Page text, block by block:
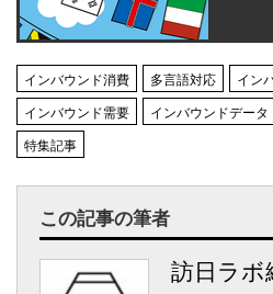
インバウンド消費 多言語対応
イン
インバウンド需要
インバウンドデータ
特集記事
この記事の筆者
訪日ラボ